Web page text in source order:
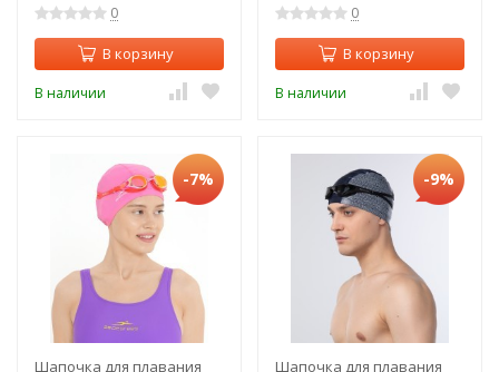
0
В корзину
В наличии
0
В корзину
В наличии
-7%
Шапочка для плавания
-9%
Шапочка для плавания